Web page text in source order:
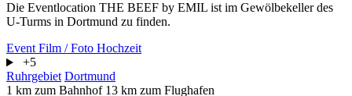
Die Eventlocation THE BEEF by EMIL ist im Gewölbekeller des
U-Turms in Dortmund zu finden.
Event Film / Foto Hochzeit
+5
Ruhrgebiet Dortmund
1 km zum Bahnhof 13 km zum Flughafen